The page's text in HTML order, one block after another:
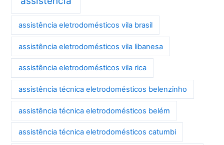
assistência eletrodomésticos vila brasil
assistência eletrodomésticos vila libanesa
assistência eletrodomésticos vila rica
assistência técnica eletrodomésticos belenzinho
assistência técnica eletrodomésticos belém
assistência técnica eletrodomésticos catumbi